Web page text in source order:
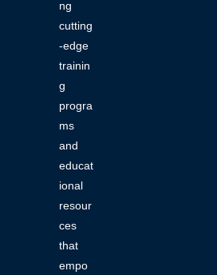
ng
cutting
-edge
trainin
g
progra
ms
and
educat
ional
resour
ces
that
empo